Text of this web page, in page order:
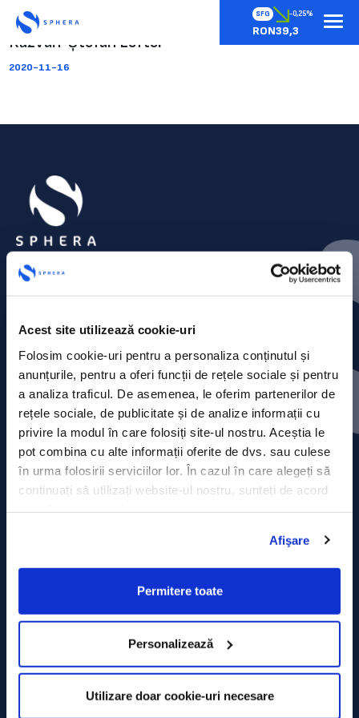
Acest site utilizează cookie-uri
Folosim cookie-uri pentru a personaliza conținutul și
anunțurile, pentru a oferi funcții de rețele sociale și pentru
a analiza traficul. De asemenea, le oferim partenerilor de
rețele sociale, de publicitate și de analize informații cu
privire la modul în care folosiți site-ul nostru. Aceștia le
pot combina cu alte informații oferite de dvs. sau culese
în urma folosirii serviciilor lor. În cazul în care alegeți să
continuați să utilizați website-ul nostru, sunteți de acord
Afişare
Permitere toate
Personalizează
Utilizare doar cookie-uri necesare
SFG -0,25%
RON39,3
Răzvan-Ștefan Lefter
2020-11-16
Contact
Comunicate de presă
Politica de confidențialitate
Politica de prelucrare a datelor
Declarația Cookie